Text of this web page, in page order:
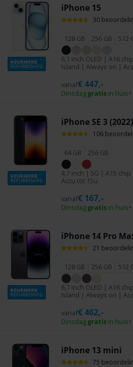
iPhone 15
30
128 GB 256 GB 512
6,1 inch OLED | A16
Island | Always on |
Dinsdaggratis in huis*
vanaf€447,-
iPhone SE 3 (2022)
106
64 GB 256 GB
4,7 inch | 5G | A15
Accu tot 15u
Dinsdaggratis in huis*
vanaf€ 167,-
iPhone 14 Pro
21
128 GB 256 GB 512
6,7 inch OLED | A16
Island | Always on |
Dinsdaggratis in huis*
vanaf€462,-
iPhone 13 mini
75